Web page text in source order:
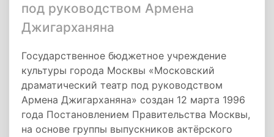
под руководством Армена
Джигарханяна
Государственное бюджетное учреждение
культуры города Москвы «Московский
драматический театр под руководством
Армена Джигарханяна» создан 12 марта 1996
года Постановлением Правительства Москвы,
на основе группы выпускников актёрского